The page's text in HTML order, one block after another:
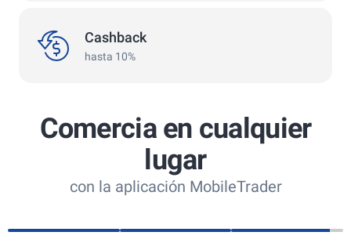
Cashback
hasta 10%
Comercia en cualquier
lugar
con la aplicación MobileTrader